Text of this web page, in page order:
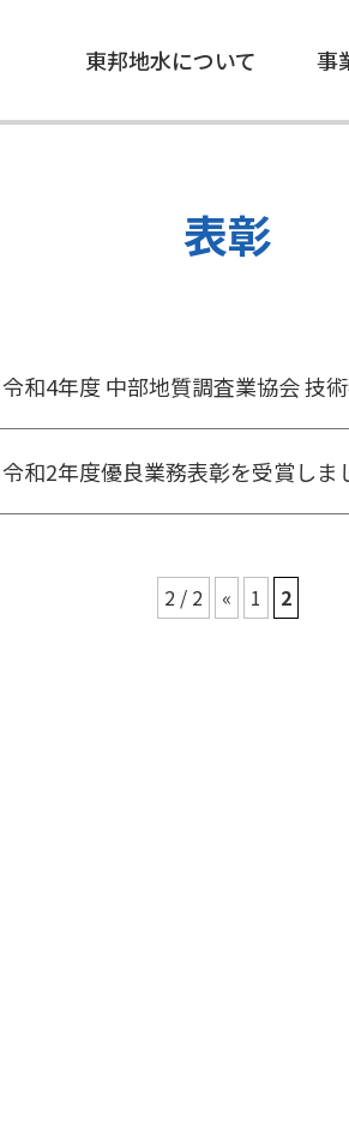
東邦地水について 事
表彰
令和4年度 中部地質調査業協会 技
令和2年度優良業務表彰を受賞しま
2 / 2 « 1 2